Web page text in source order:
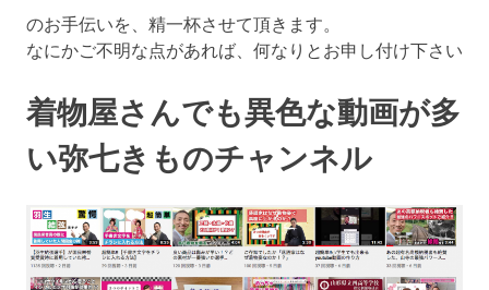
のお手伝いを、精一杯させて頂きます。
なにかご不明な点があれば、何なりとお申し付け下さい
着物屋さんでも異色な動画が多
い弥七きものチャンネル